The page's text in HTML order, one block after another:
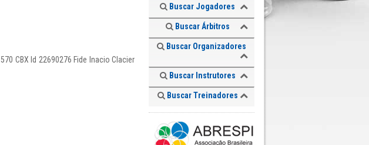
CBX Id 22690276 Fide Inacio Clacier
Buscar Jogadores
Buscar Árbitros
Buscar Organizadores
Buscar Instrutores
Buscar Treinadores